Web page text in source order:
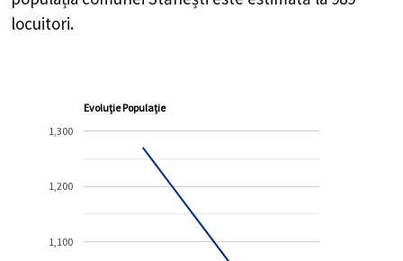
locuitori.
Evoluție Populație
1,100
1,200
1,300